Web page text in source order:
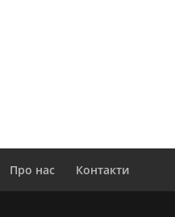
Про нас Контакти